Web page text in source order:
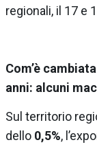
regionali, il 17 e
Com’è
anni: alcuni
Sul territorio
dello 0,5%,